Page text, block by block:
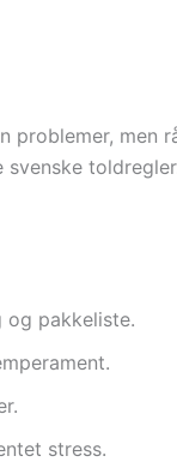
problemer,
pakkeliste.
stress.